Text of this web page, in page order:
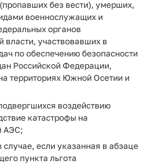
без вести), умерших,
военнослужащих и
органов
власти, участвовавших в
по обеспечению безопасности
Российской Федерации,
территориях Южной Осетии и
воздействию
катастрофы на
АЭС;
случае, если указанная в абзаце
пункта льгота